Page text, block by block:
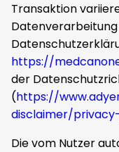
Transaktion
https://
der
(https://
disclaimer/
Die vom Nutzer